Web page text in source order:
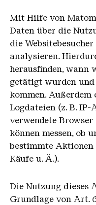
Mit Hilfe von
Daten über die
die
analysieren.
herausfinden, wann
getätigt wurden und
kommen. Außerdem
Logdateien (z. B. IP-
verwendete
können messen, ob
bestimmte Aktionen
Käufe u. Ä.).
Die Nutzung dieses
Grundlage von Art.